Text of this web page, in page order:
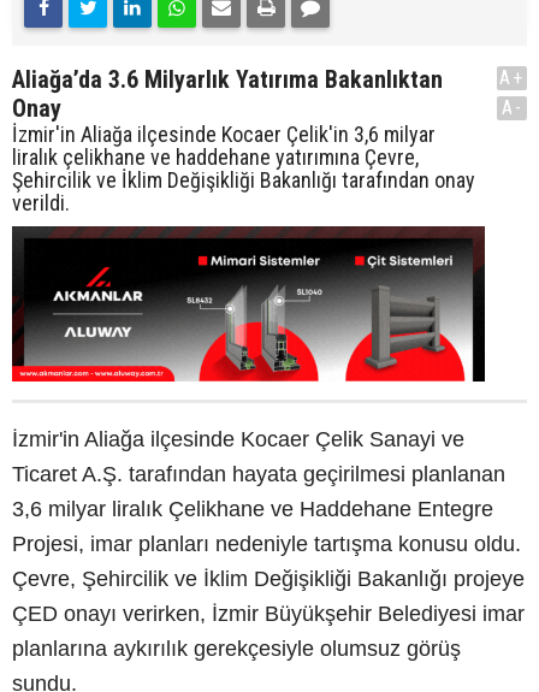
Aliağa’da 3.6 Milyarlık Yatırıma Bakanlıktan
Onay
İzmir'in Aliağa ilçesinde Kocaer Çelik'in 3,6 milyar
liralık çelikhane ve haddehane yatırımına Çevre,
Şehircilik ve İklim Değişikliği Bakanlığı tarafından onay
verildi.
A+
A-
İzmir'in Aliağa ilçesinde Kocaer Çelik Sanayi ve
Ticaret A.Ş. tarafından hayata geçirilmesi planlanan
3,6 milyar liralık Çelikhane ve Haddehane Entegre
Projesi, imar planları nedeniyle tartışma konusu oldu.
Çevre, Şehircilik ve İklim Değişikliği Bakanlığı projeye
ÇED onayı verirken, İzmir Büyükşehir Belediyesi imar
planlarına aykırılık gerekçesiyle olumsuz görüş
sundu.